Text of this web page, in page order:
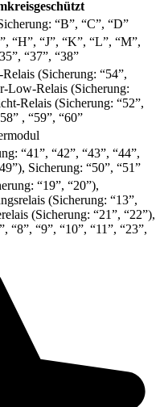
“B”, “C”, “D”
“H”, “J”, “K”, “L”, “M”,
“37”, “38”
(Sicherung: “54”,
Low-Relais (Sicherung:
Relais (Sicherung: “52”,
, “59”, “60”
“41”, “42”, “43”, “44”,
Sicherung: “50”, “51”
“19”, “20”),
(Sicherung: “13”,
(Sicherung: “21”, “22”),
“8”, “9”, “10”, “11”, “23”,